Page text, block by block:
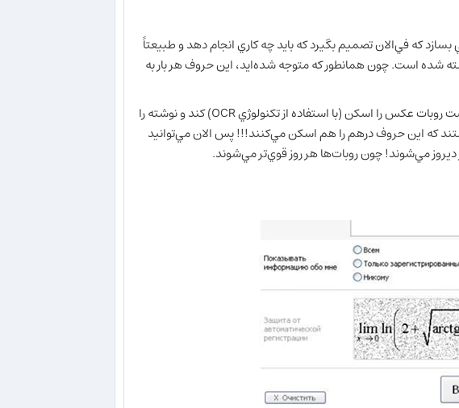
كه في‌الان تصميم بگيرد كه بايد چه كاري انجام دهد و طبيعتاً
شده است. چون همانطور كه متوجه شده‌ايد، اين حروف هر بار به
جالب است بدانيد كه اگر اين حروف درهم نباشند، ممكن است روبات عكس را اسكن (با استفاده از تكنولوژي OCR) كند و نوشته را
كه اين حروف درهم را هم اسكن مي‌كنند!!! پس الان مي‌توانيد
ديروز مي‌شوند! چون روبات‌ها هر روز قوي‌تر مي‌شوند.